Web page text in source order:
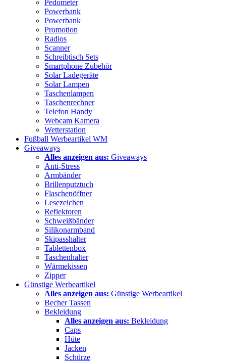
Pedometer
Powerbank
Powerbank
Promotion
Radios
Scanner
Schreibtisch Sets
Smartphone Zubehör
Solar Ladegeräte
Solar Lampen
Taschenlampen
Taschenrechner
Telefon Handy
Webcam Kamera
Wetterstation
Fußball Werbeartikel WM
Giveaways
Alles anzeigen aus: Giveaways
Anti-Stress
Armbänder
Brillenputztuch
Flaschenöffner
Lesezeichen
Reflektoren
Schweißbänder
Silikonarmband
Skipasshalter
Tablettenbox
Taschenhalter
Wärmekissen
Zipper
Günstige Werbeartikel
Alles anzeigen aus: Günstige Werbeartikel
Becher Tassen
Bekleidung
Alles anzeigen aus: Bekleidung
Caps
Hüte
Jacken
Schürze